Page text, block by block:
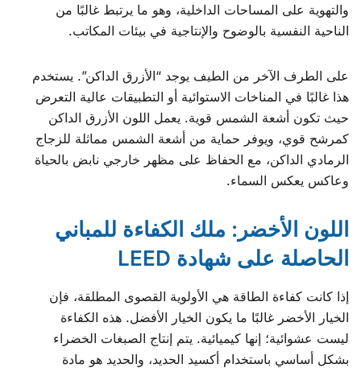
والتهوية على المساحات الداخلية، وهو ما يرتبط غالبًا من
الناحية النفسية بالوضوح والإنتاجية في بيئات المكاتب.
على الطرف الآخر من الطيف يوجد “الأزرق الداكن”. يستخدم
هذا غالبًا في المناخات الاستوائية أو التطبيقات عالية التعرض
حيث تكون أشعة الشمس قوية. يعمل اللون الأزرق الداكن
كمرشح قوي، ويوفر حماية من أشعة الشمس مماثلة للزجاج
الرمادي الداكن، مع الحفاظ على مظهر خارجي نابض بالحياة
وعاكس يعكس السماء.
اللون الأخضر: ملك الكفاءة للمباني
الحاصلة على شهادة LEED
إذا كانت كفاءة الطاقة هي الأولوية القصوى المطلقة، فإن
الخيار الأخضر غالبًا ما يكون الخيار الأفضل. هذه الكفاءة
ليست عشوائية؛ إنها كيميائية. يتم إنتاج الصبغات الخضراء
بشكل أساسي باستخدام أكسيد الحديد، والحديد هو مادة